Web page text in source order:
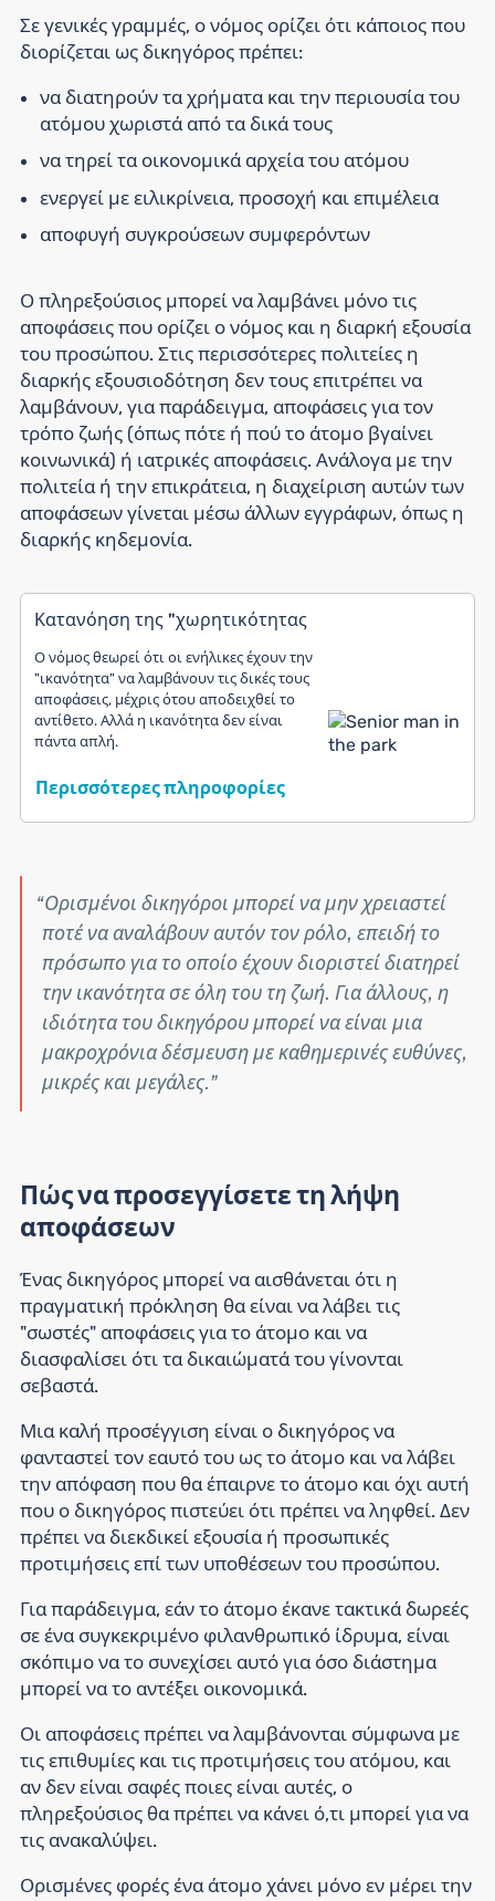
Σε γενικές γραμμές, ο νόμος ορίζει ότι κάποιος που
διορίζεται ως δικηγόρος πρέπει:
να διατηρούν τα χρήματα και την περιουσία του
ατόμου χωριστά από τα δικά τους
να τηρεί τα οικονομικά αρχεία του ατόμου
ενεργεί με ειλικρίνεια, προσοχή και επιμέλεια
αποφυγή συγκρούσεων συμφερόντων
Ο πληρεξούσιος μπορεί να λαμβάνει μόνο τις
αποφάσεις που ορίζει ο νόμος και η διαρκή εξουσία
του προσώπου. Στις περισσότερες πολιτείες η
διαρκής εξουσιοδότηση δεν τους επιτρέπει να
λαμβάνουν, για παράδειγμα, αποφάσεις για τον
τρόπο ζωής (όπως πότε ή πού το άτομο βγαίνει
κοινωνικά) ή ιατρικές αποφάσεις. Ανάλογα με την
πολιτεία ή την επικράτεια, η διαχείριση αυτών των
αποφάσεων γίνεται μέσω άλλων εγγράφων, όπως η
διαρκής κηδεμονία.
Κατανόηση της "χωρητικότητας
Ο νόμος θεωρεί ότι οι ενήλικες έχουν την
"ικανότητα" να λαμβάνουν τις δικές τους
αποφάσεις, μέχρις ότου αποδειχθεί το
αντίθετο. Αλλά η ικανότητα δεν είναι
πάντα απλή.
Περισσότερες πληροφορίες
Ορισμένοι δικηγόροι μπορεί να μην χρειαστεί
ποτέ να αναλάβουν αυτόν τον ρόλο, επειδή το
πρόσωπο για το οποίο έχουν διοριστεί διατηρεί
την ικανότητα σε όλη του τη ζωή. Για άλλους, η
ιδιότητα του δικηγόρου μπορεί να είναι μια
μακροχρόνια δέσμευση με καθημερινές ευθύνες,
μικρές και μεγάλες.
Πώς να προσεγγίσετε τη λήψη
αποφάσεων
Ένας δικηγόρος μπορεί να αισθάνεται ότι η
πραγματική πρόκληση θα είναι να λάβει τις
"σωστές" αποφάσεις για το άτομο και να
διασφαλίσει ότι τα δικαιώματά του γίνονται
σεβαστά.
Μια καλή προσέγγιση είναι ο δικηγόρος να
φανταστεί τον εαυτό του ως το άτομο και να λάβει
την απόφαση που θα έπαιρνε το άτομο και όχι αυτή
που ο δικηγόρος πιστεύει ότι πρέπει να ληφθεί. Δεν
πρέπει να διεκδικεί εξουσία ή προσωπικές
προτιμήσεις επί των υποθέσεων του προσώπου.
Για παράδειγμα, εάν το άτομο έκανε τακτικά δωρεές
σε ένα συγκεκριμένο φιλανθρωπικό ίδρυμα, είναι
σκόπιμο να το συνεχίσει αυτό για όσο διάστημα
μπορεί να το αντέξει οικονομικά.
Οι αποφάσεις πρέπει να λαμβάνονται σύμφωνα με
τις επιθυμίες και τις προτιμήσεις του ατόμου, και
αν δεν είναι σαφές ποιες είναι αυτές, ο
πληρεξούσιος θα πρέπει να κάνει ό,τι μπορεί για να
τις ανακαλύψει.
Ορισμένες φορές ένα άτομο χάνει μόνο εν μέρει την